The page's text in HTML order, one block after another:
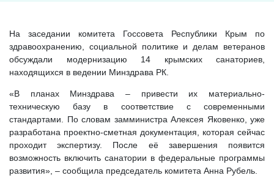
На заседании комитета Госсовета Республики Крым по
здравоохранению, социальной политике и делам ветеранов
обсуждали модернизацию 14 крымских санаториев,
находящихся в ведении Минздрава РК.
«В планах Минздрава – привести их материально-
техническую базу в соответствие с современными
стандартами. По словам замминистра Алексея Яковенко, уже
разработана проектно-сметная документация, которая сейчас
проходит экспертизу. После её завершения появится
возможность включить санатории в федеральные программы
развития», – сообщила председатель комитета Анна Рубель.